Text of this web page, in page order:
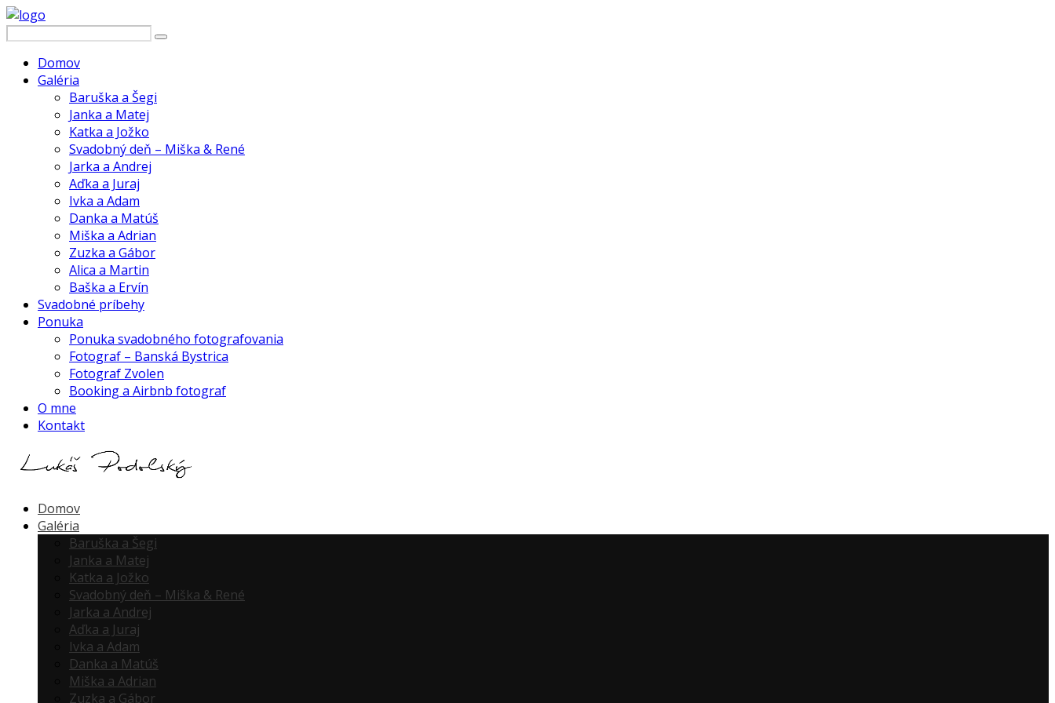
Domov
Galéria
Baruška a Šegi
Janka a Matej
Katka a Jožko
Svadobný deň – Miška & René
Jarka a Andrej
Aďka a Juraj
Ivka a Adam
Danka a Matúš
Miška a Adrian
Zuzka a Gábor
Alica a Martin
Baška a Ervín
Svadobné príbehy
Ponuka
Ponuka svadobného fotografovania
Fotograf – Banská Bystrica
Fotograf Zvolen
Booking a Airbnb fotograf
O mne
Kontakt
Domov
Galéria
Baruška a Šegi
Janka a Matej
Katka a Jožko
Svadobný deň – Miška & René
Jarka a Andrej
Aďka a Juraj
Ivka a Adam
Danka a Matúš
Miška a Adrian
Zuzka a Gábor